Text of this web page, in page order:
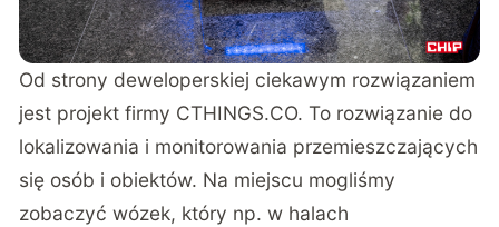
Od strony deweloperskiej ciekawym rozwiązaniem
jest projekt firmy CTHINGS.CO. To rozwiązanie do
lokalizowania i monitorowania przemieszczających
się osób i obiektów. Na miejscu mogliśmy
zobaczyć wózek, który np. w halach